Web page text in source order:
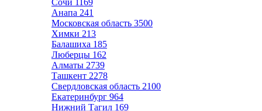
Сочи 1169
Анапа 241
Московская область 3500
Химки 213
Балашиха 185
Люберцы 162
Алматы 2739
Ташкент 2278
Свердловская область 2100
Екатеринбург 964
Нижний Тагил 169